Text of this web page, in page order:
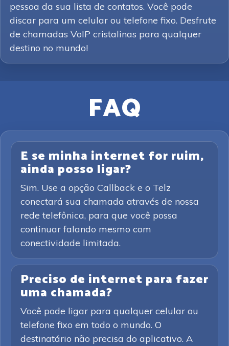
pessoa da sua lista de contatos. Você pode
discar para um celular ou telefone fixo. Desfrute
de chamadas VoIP cristalinas para qualquer
destino no mundo!
FAQ
E se minha internet for ruim,
ainda posso ligar?
Sim. Use a opção Callback e o Telz
conectará sua chamada através de nossa
rede telefônica, para que você possa
continuar falando mesmo com
conectividade limitada.
Preciso de internet para fazer
uma chamada?
Você pode ligar para qualquer celular ou
telefone fixo em todo o mundo. O
destinatário não precisa do aplicativo. A